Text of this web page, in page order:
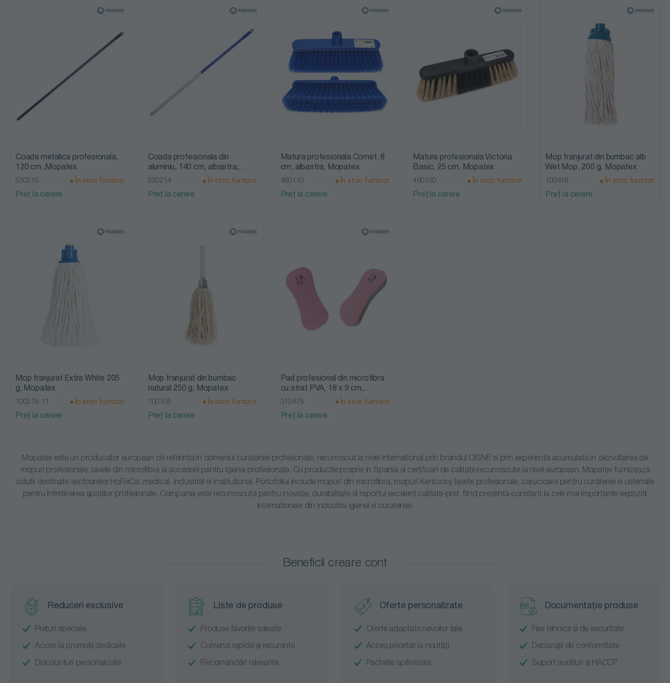
Coada metalica profesionala,
120 cm ,Mopatex
530315 În stoc furnizor
Preț la cerere
Coada profesionala din
aluminiu, 140 cm, albastra,
Mopatex
530214 În stoc furnizor
Preț la cerere
Matura profesionala Comet, 8
cm, albastra, Mopatex
460110 În stoc furnizor
Preț la cerere
Matura profesionala Victoria
Basic, 25 cm, Mopatex
460120 În stoc furnizor
Preț la cerere
Mop franjurat din bumbac alb
Wet Mop, 200 g, Mopatex
100418 În stoc furnizor
Preț la cerere
Mop franjurat Extra White 205
g, Mopatex
100318-11 În stoc furnizor
Preț la cerere
Mop franjurat din bumbac
natural 250 g, Mopatex
100105 În stoc furnizor
Preț la cerere
Pad profesional din microfibra
cu strat PVA, 18 x 9 cm,
Mopatex
310475 În stoc furnizor
Preț la cerere
Mopatex este un producator european de referinta in domeniul curateniei profesionale, recunoscut la nivel international prin brandul CISNE si prin experienta acumulata in dezvoltarea de
mopuri profesionale, lavete din microfibra si accesorii pentru igiena profesionala. Cu productie proprie in Spania si certificari de calitate recunoscute la nivel european, Mopatex furnizeaza
solutii destinate sectoarelor HoReCa, medical, industrial si institutional. Portofoliul include mopuri din microfibra, mopuri Kentucky, lavete profesionale, carucioare pentru curatenie si ustensile
pentru intretinerea spatiilor profesionale. Compania este recunoscuta pentru inovatie, durabilitate si raportul excelent calitate-pret, fiind prezenta constant la cele mai importante expozitii
internationale din industria igienei si curateniei.
Beneficii creare cont
Reduceri exclusive
Prețuri speciale
Acces la promoții dedicate
Discounturi personalizate
Liste de produse
Produse favorite salvate
Comenzi rapide și recurente
Recomandări relevante
Oferte personalizate
Oferte adaptate nevoilor tale
Acces prioritar la noutăți
Pachete optimizate
Documentație produse
Fișe tehnice și de securitate
Declarații de conformitate
Suport audituri și HACCP